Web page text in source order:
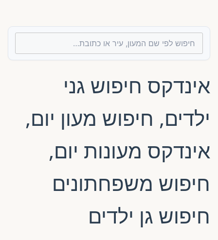
צור קשר
פורטל רואי חשבון
אינדקס חיפוש גני
ילדים, חיפוש מעון יום,
אינדקס מעונות יום,
חיפוש משפחתונים
חיפוש גן ילדים